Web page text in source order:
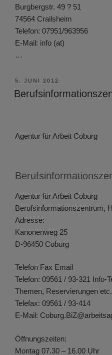
Burgbergstr. 49 ? 51
74564 Crailsheim
Telefon: 07951/963956
E-Mail: info (at)
…
VERÖFFENTLICHT
AM
5. JUNI 2012
Agentur für Arbeit Coburg
Agentur für Arbeit Coburg
Berufsinformationszentrum,
Adresse:
Kanonenweg 25
D-96450 Coburg
Telefon Fax Email
Telefon: 09561 / 93-321 Info-
Themen, Reservierungen etc.
Telefax: 09561 / 93-414
E-Mail:
Öffnungszeiten:
Montag 07.30 – 16.00 Uhr